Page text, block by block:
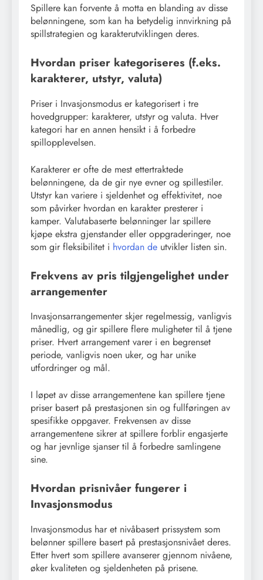
Spillere kan forvente å motta en blanding av disse
belønningene, som kan ha betydelig innvirkning på
spillstrategien og karakterutviklingen deres.
Hvordan priser kategoriseres (f.eks.
karakterer, utstyr, valuta)
Priser i Invasjonsmodus er kategorisert i tre
hovedgrupper: karakterer, utstyr og valuta. Hver
kategori har en annen hensikt i å forbedre
spillopplevelsen.
Karakterer er ofte de mest ettertraktede
belønningene, da de gir nye evner og spillestiler.
Utstyr kan variere i sjeldenhet og effektivitet, noe
som påvirker hvordan en karakter presterer i
kamper. Valutabaserte belønninger lar spillere
kjøpe ekstra gjenstander eller oppgraderinger, noe
som gir fleksibilitet i hvordan de utvikler listen sin.
Frekvens av pris tilgjengelighet under
arrangementer
Invasjonsarrangementer skjer regelmessig, vanligvis
månedlig, og gir spillere flere muligheter til å tjene
priser. Hvert arrangement varer i en begrenset
periode, vanligvis noen uker, og har unike
utfordringer og mål.
I løpet av disse arrangementene kan spillere tjene
priser basert på prestasjonen sin og fullføringen av
spesifikke oppgaver. Frekvensen av disse
arrangementene sikrer at spillere forblir engasjerte
og har jevnlige sjanser til å forbedre samlingene
sine.
Hvordan prisnivåer fungerer i
Invasjonsmodus
Invasjonsmodus har et nivåbasert prissystem som
belønner spillere basert på prestasjonsnivået deres.
Etter hvert som spillere avanserer gjennom nivåene,
øker kvaliteten og sjeldenheten på prisene.